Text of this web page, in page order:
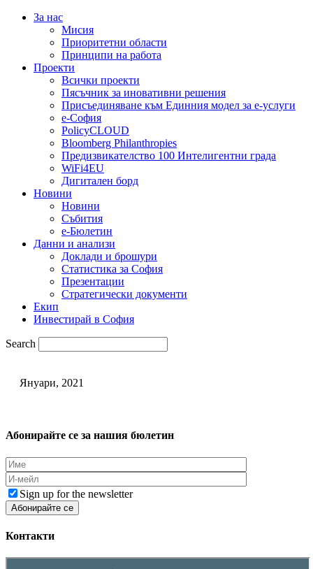
За нас
Мисия
Приоритетни области
Принципи на работа
Проекти
Всички проекти
Пясъчник за иновативни решения
Присъединяване към Единния модел за е-услуги
е-София
PolicyCLOUD
Bloomberg Philanthropies
Предизвикателство 100 Интелигентни града
WiFi4EU
Дигитален борд
Новини
Новини
Събития
е-Бюлетин
Данни и анализи
Доклади и брошури
Статистика за София
Презентации
Стратегически документи
Екип
Инвестирай в София
Search
Януари, 2021
Абонирайте се за нашия бюлетин
Sign up for the newsletter
Контакти